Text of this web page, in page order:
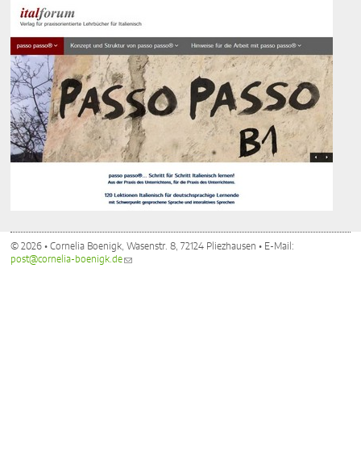
© 2026 • Cornelia Boenigk, Wasenstr. 8, 72124 Pliezhausen • E-Mail:
post@cornelia-boenigk.de(link sends e-mail)